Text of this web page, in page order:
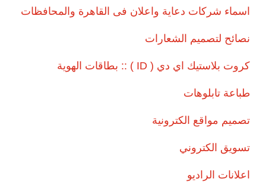
اسماء شركات دعاية واعلان فى القاهرة والمحافظات
نصائح لتصميم الشعارات
كروت بلاستيك اي دي ( ID ) :: بطاقات الهوية
طباعة تابلوهات
تصميم مواقع الكترونية
تسويق الكتروني
اعلانات الراديو